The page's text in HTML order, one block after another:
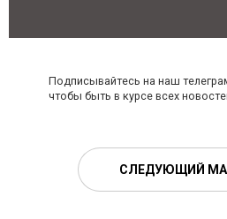
Подписывайтесь на наш
чтобы быть в курсе всех
СЛЕДУЮЩИЙ